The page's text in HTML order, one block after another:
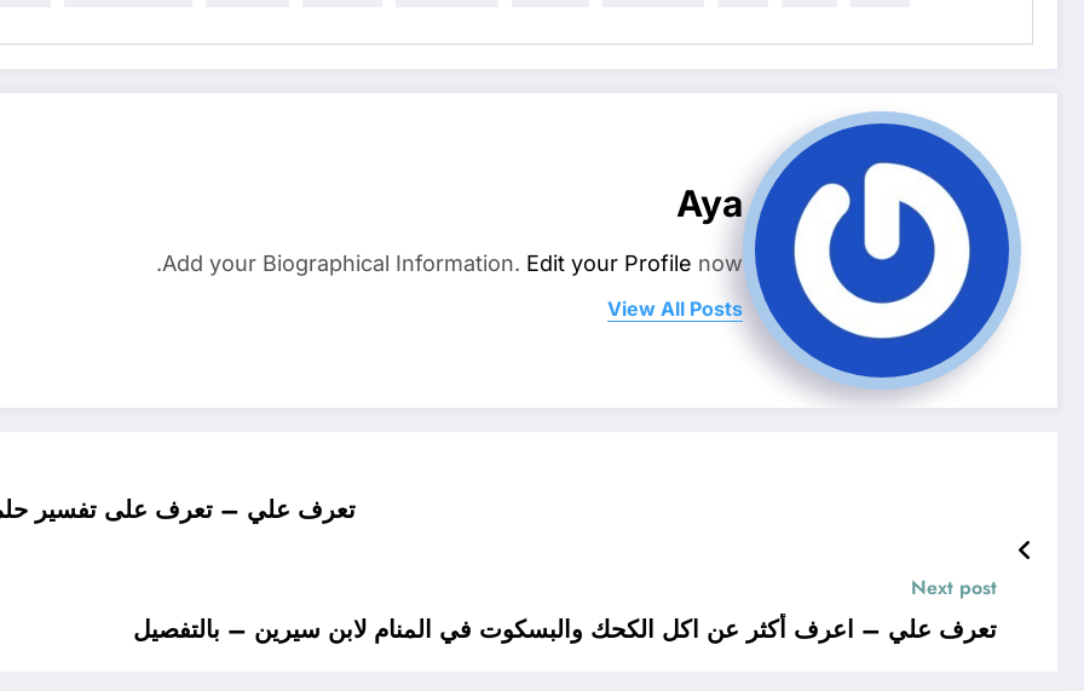
Aya
Add your Biographical Information. Edit your Profile now.
View All Posts
تعرف علي – تعرف على تفسير حلم
Next post
تعرف علي – اعرف أكثر عن اكل الكحك والبسكوت في المنام لابن سيرين – بالتفصيل